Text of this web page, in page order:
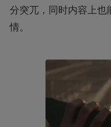
分突兀，同时内容上
情。